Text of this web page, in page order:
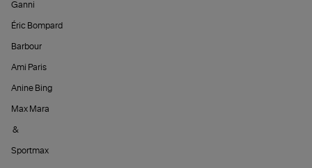
Ganni
Éric Bompard
Barbour
Ami Paris
Anine Bing
Max Mara
&
Sportmax